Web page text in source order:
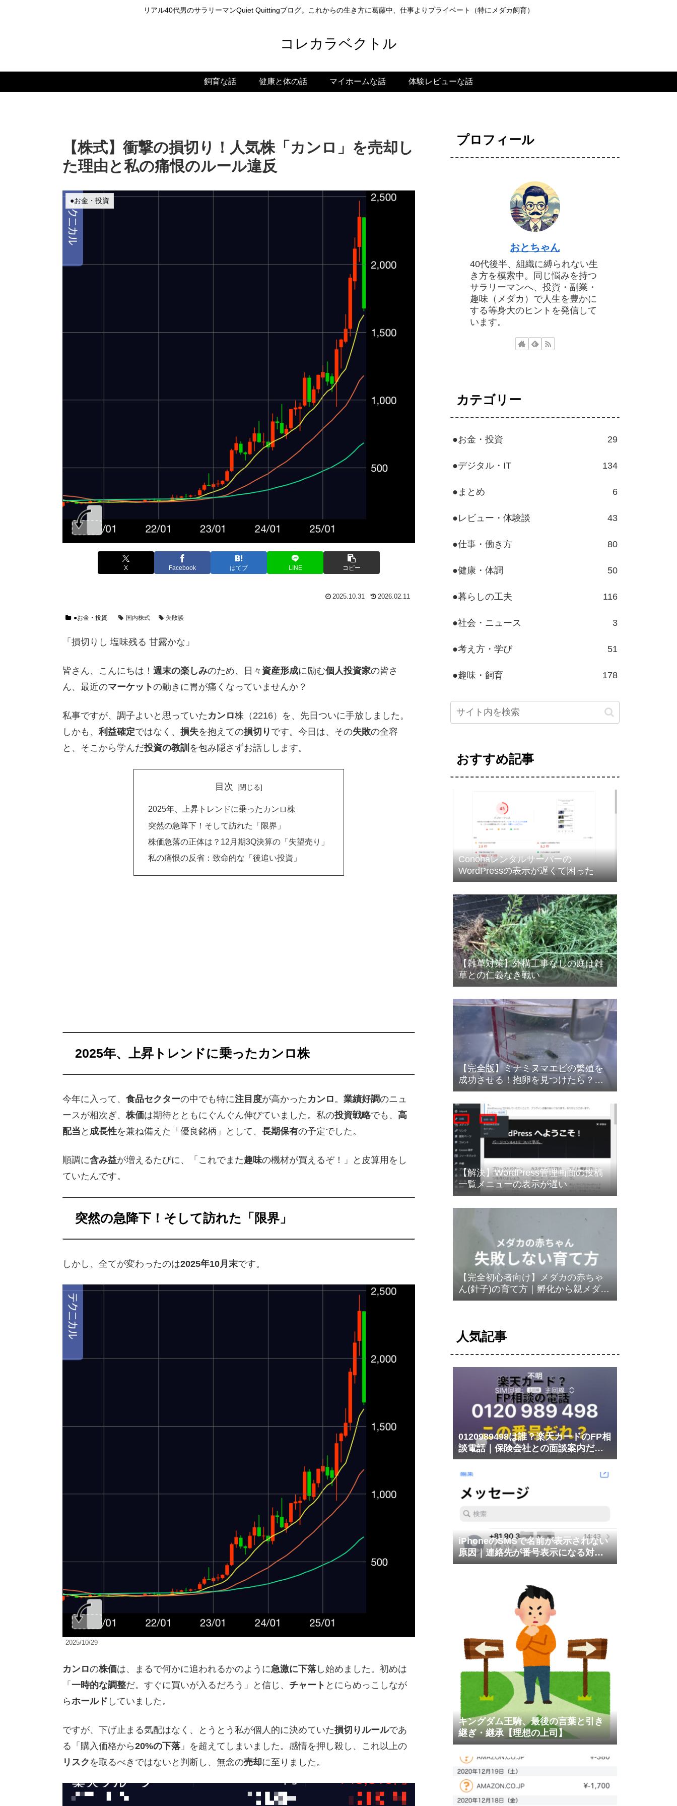
リアル40代男のサラリーマンQuiet Quittingブログ。これからの生き方に葛藤中、仕事よりプライベート（特にメダカ飼育）
コレカラベクトル
飼育な話 健康と体の話 マイホームな話 体験レビューな話
【株式】衝撃の損切り！人気株「カンロ」を売却し
た理由と私の痛恨のルール違反
●お金・投資
X Facebook はてブ LINE コピー
2025.10.31 2026.02.11
●お金・投資 国内株式 失敗談
「損切りし 塩味残る 甘露かな」
皆さん、こんにちは！ 週末の楽しみのため、日々 資産形成に励む個人投資家の皆さ
ん、最近のマーケットの動きに胃が痛くなっていませんか？
私事ですが、調子よいと思っていた カンロ株（2216）を、先日ついに手放しました。
しかも、 利益確定ではなく、 損失を抱えての損切り です。今日は、その失敗の全容
と、そこから学んだ投資の教訓 を包み隠さずお話しします。
目次
2025年、上昇トレンドに乗ったカンロ株
突然の急降下！そして訪れた「限界」
株価急落の正体は？12月期3Q決算の「失望売り」
私の痛恨の反省：致命的な「後追い投資」
2025年、上昇トレンドに乗ったカンロ株
今年に入って、 食品セクターの中でも特に注目度が高かった カンロ 。 業績好調のニュ
ースが相次ぎ、株価は期待とともにぐんぐん伸びていました。私の投資戦略でも、 高
配当 と 成長性を兼ね備えた「優良銘柄」として、 長期保有の予定でした。
順調に含み益が増えるたびに、「これでまた趣味の機材が買えるぞ！」と皮算用をし
ていたんです。
突然の急降下！そして訪れた「限界」
しかし、全てが変わったのは2025年10月末です。
2025/10/29
カンロの株価は、まるで何かに追われるかのように急激に下落 し始めました。初めは
「 一時的な調整だ。すぐに買いが入るだろう」と信じ、 チャート とにらめっこしなが
らホールド していました。
ですが、下げ止まる気配はなく、とうとう私が個人的に決めていた損切りルールであ
る「購入価格から20%の下落 」を超えてしまいました。感情を押し殺し、これ以上の
リスク を取るべきではないと判断し、無念の売却に至りました。
プロフィール
おとちゃん
40代後半、組織に縛られない生
き方を模索中。同じ悩みを持つ
サラリーマンへ、投資・副業・
趣味（メダカ）で人生を豊かに
する等身大のヒントを発信して
います。
カテゴリー
●お金・投資 29
●デジタル・IT 134
●まとめ 6
●レビュー・体験談 43
●仕事・働き方 80
●健康・体調 50
●暮らしの工夫 116
●社会・ニュース 3
●考え方・学び 51
●趣味・飼育 178
おすすめ記事
Conohaレンタルサーバーの
WordPressの表示が遅くて困った
【雑草対策】外構工事なしの庭は雑
草との仁義なき戦い
【完全版】ミナミヌマエビの繁殖を
成功させる！抱卵を見つけたら？隔
離方法から稚エビの育て方まで徹底
解説
【解決】WordPress管理画面の投稿
一覧メニューの表示が遅い
【完全初心者向け】メダカの赤ちゃ
ん(針子)の育て方｜孵化から親メダカ
との合流まで
人気記事
0120989498は誰？楽天カードのFP相
談電話｜保険会社との面談案内だっ
た
iPhoneのSMSで名前が表示されない
原因｜連絡先が番号表示になる対処
法
キングダム王騎、最後の言葉と引き
継ぎ・継承【理想の上司】